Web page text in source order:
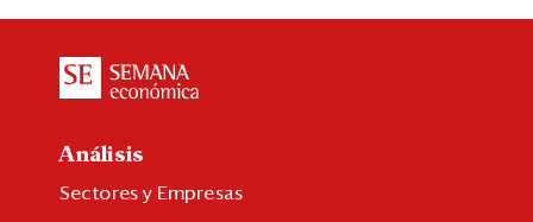
Análisis
Sectores y Empresas